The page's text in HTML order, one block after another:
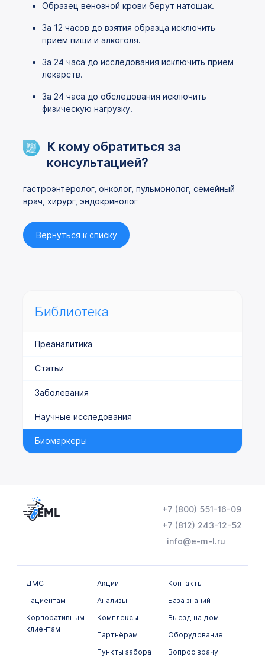
Образец венозной крови берут натощак.
За 12 часов до взятия образца исключить
прием пищи и алкоголя.
За 24 часа до исследования исключить прием
лекарств.
За 24 часа до обследования исключить
физическую нагрузку.
К кому обратиться за
консультацией?
гастроэнтеролог, онколог, пульмонолог, семейный
врач, хирург, эндокринолог
Вернуться к списку
Библиотека
Преаналитика
Статьи
Заболевания
Научные исследования
Биомаркеры
+7 (800) 551-16-09
+7 (812) 243-12-52
info@e-m-l.ru
ДМС
Пациентам
Корпоративным
клиентам
Акции
Анализы
Комплексы
Партнёрам
Пункты забора
Контакты
База знаний
Выезд на дом
Оборудование
Вопрос врачу